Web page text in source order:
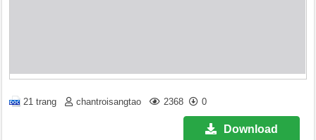
21 trang chantroisangtao 2368 0
Download